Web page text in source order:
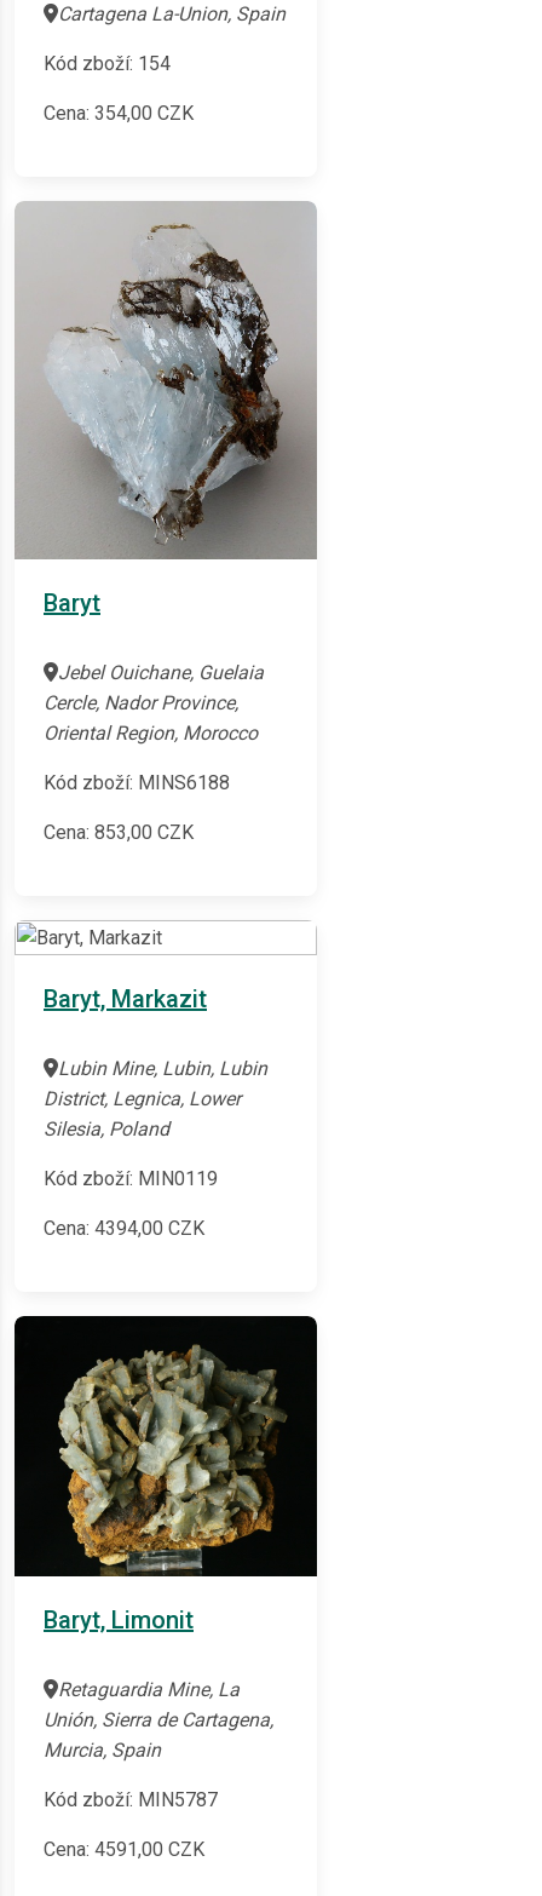
Cartagena La-Union, Spain
Kód zboží: 154
Cena: 354,00 CZK
Baryt
Jebel Ouichane, Guelaia
Cercle, Nador Province,
Oriental Region, Morocco
Kód zboží: MINS6188
Cena: 853,00 CZK
Baryt, Markazit
Lubin Mine, Lubin, Lubin
District, Legnica, Lower
Silesia, Poland
Kód zboží: MIN0119
Cena: 4394,00 CZK
Baryt, Limonit
Retaguardia Mine, La
Unión, Sierra de Cartagena,
Murcia, Spain
Kód zboží: MIN5787
Cena: 4591,00 CZK